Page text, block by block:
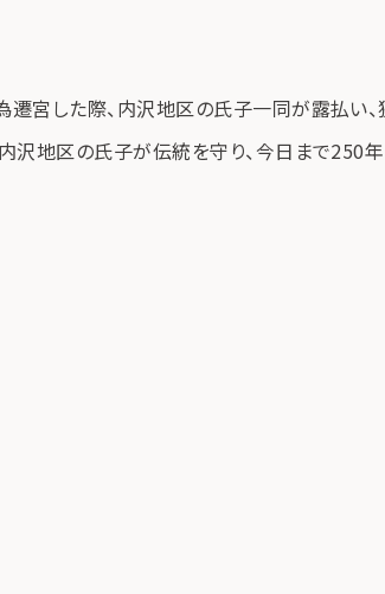
宮した際、内沢地区の氏子一同が露払い
内沢地区の氏子が伝統を守り、今日まで